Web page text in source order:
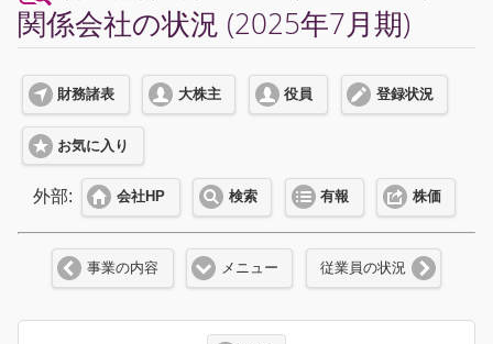
関係会社の状況 (2025年7月期)
財務諸表 大株主 役員 登録状況
お気に入り
外部: 会社HP 検索 有報 株価
事業の内容 メニュー 従業員の状況